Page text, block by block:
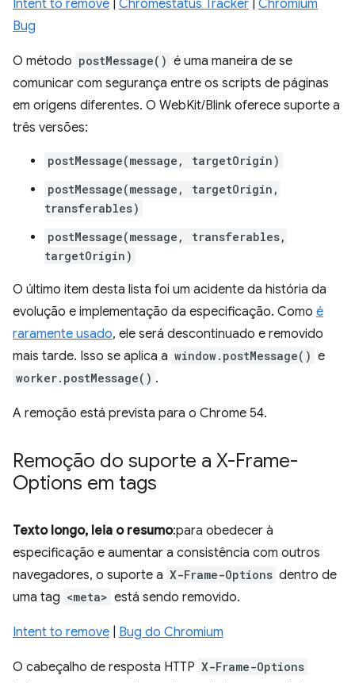
Intent to remove Chromestatus Tracker Chromium
Bug
O método postMessage() é uma maneira de se
comunicar com segurança entre os scripts de páginas
em origens diferentes. O WebKit/Blink oferece suporte a
três versões:
postMessage(message, targetOrigin)
postMessage(message, targetOrigin,
transferables)
postMessage(message, transferables,
targetOrigin)
O último item desta lista foi um acidente da história da
evolução e implementação da especificação. Como é
raramente usado, ele será descontinuado e removido
mais tarde. Isso se aplica a window.postMessage() e
worker.postMessage() .
A remoção está prevista para o Chrome 54.
Remoção do suporte a X-Frame-
Options em tags
Texto longo, leia o resumo:para obedecer à
especificação e aumentar a consistência com outros
navegadores, o suporte a X-Frame-Options dentro de
uma tag <meta> está sendo removido.
Intent to remove Bug do Chromium
O cabeçalho de resposta HTTP X-Frame-Options